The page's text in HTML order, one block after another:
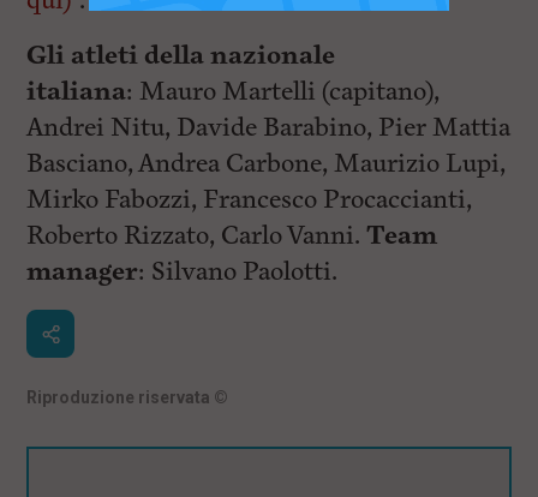
Gli atleti della nazionale
italiana: Mauro Martelli (capitano),
Andrei Nitu, Davide Barabino, Pier Mattia
Basciano, Andrea Carbone, Maurizio Lupi,
Mirko Fabozzi, Francesco Procaccianti,
Roberto Rizzato, Carlo Vanni.Team
manager: Silvano Paolotti.
Riproduzione riservata ©